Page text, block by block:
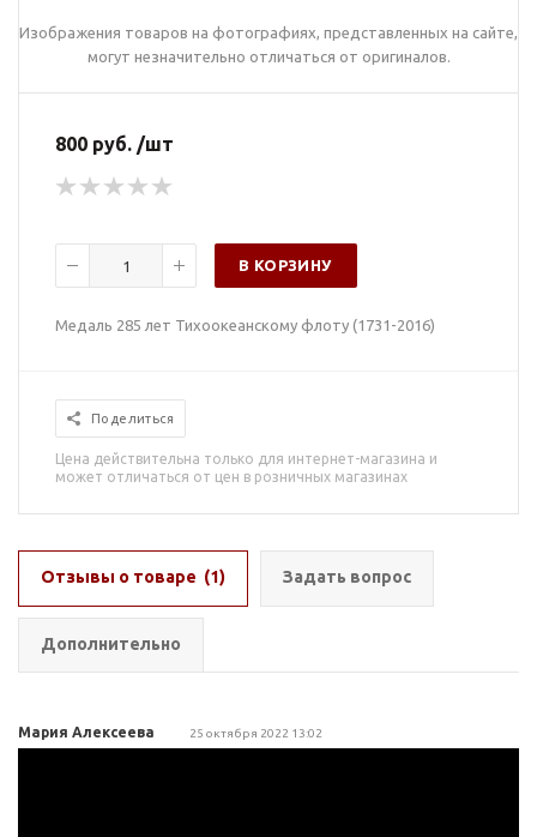
Изображения товаров на фотографиях, представленных на сайте,
могут незначительно отличаться от оригиналов.
800 руб. /шт
В КОРЗИНУ
Медаль 285 лет Тихоокеанскому флоту (1731-2016)
Поделиться
Цена действительна только для интернет-магазина и
может отличаться от цен в розничных магазинах
Отзывы о товаре (1) Задать вопрос
Дополнительно
Мария Алексеева 25 октября 2022 13:02